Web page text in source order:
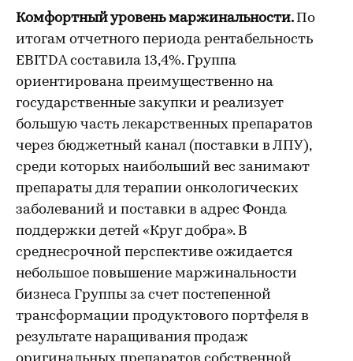
Комфортный уровень маржинальности. По
итогам отчетного периода рентабельность
EBITDA составила 13,4%. Группа
ориентирована преимущественно на
государственные закупки и реализует
большую часть лекарственных препаратов
через бюджетный канал (поставки в ЛПУ),
среди которых наибольший вес занимают
препараты для терапии онкологических
заболеваний и поставки в адрес Фонда
поддержки детей «Круг добра». В
среднесрочной перспективе ожидается
небольшое повышение маржинальности
бизнеса Группы за счет постепенной
трансформации продуктового портфеля в
результате наращивания продаж